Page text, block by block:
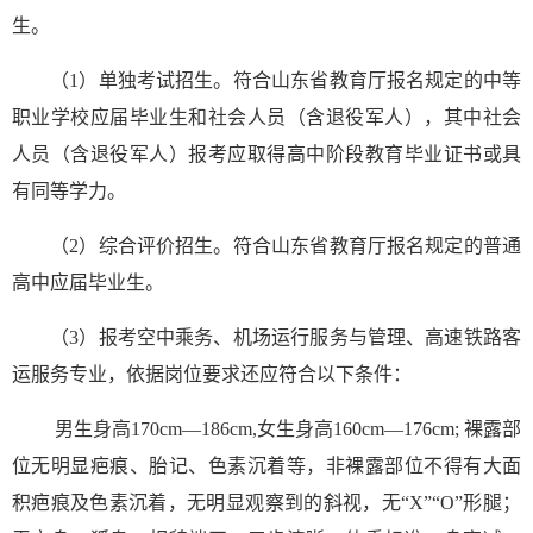
生。
（1）单独考试招生。符合山东省教育厅报名规定的中等
职业学校应届毕业生和社会人员（含退役军人），其中社会
人员（含退役军人）报考应取得高中阶段教育毕业证书或具
有同等学力。
（2）综合评价招生。符合山东省教育厅报名规定的普通
高中应届毕业生。
（3）报考空中乘务、机场运行服务与管理、高速铁路客
运服务专业，依据岗位要求还应符合以下条件：
男生身高170cm—186cm,女生身高160cm—176cm; 裸露部
位无明显疤痕、胎记、色素沉着等，非裸露部位不得有大面
积疤痕及色素沉着，无明显观察到的斜视，无“X”“O”形腿；